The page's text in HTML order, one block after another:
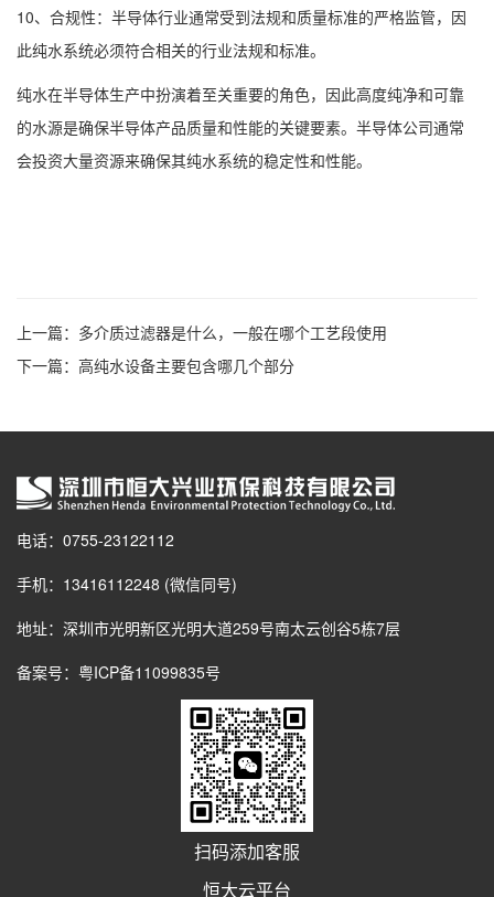
10、合规性：半导体行业通常受到法规和质量标准的严格监管，因
此纯水系统必须符合相关的行业法规和标准。
纯水在半导体生产中扮演着至关重要的角色，因此高度纯净和可靠
的水源是确保半导体产品质量和性能的关键要素。半导体公司通常
会投资大量资源来确保其纯水系统的稳定性和性能。
上一篇： 多介质过滤器是什么，一般在哪个工艺段使用
下一篇： 高纯水设备主要包含哪几个部分
电话：0755-23122112
手机：13416112248 (微信同号)
地址：深圳市光明新区光明大道259号南太云创谷5栋7层
备案号： 粤ICP备11099835号
扫码添加客服
恒大云平台